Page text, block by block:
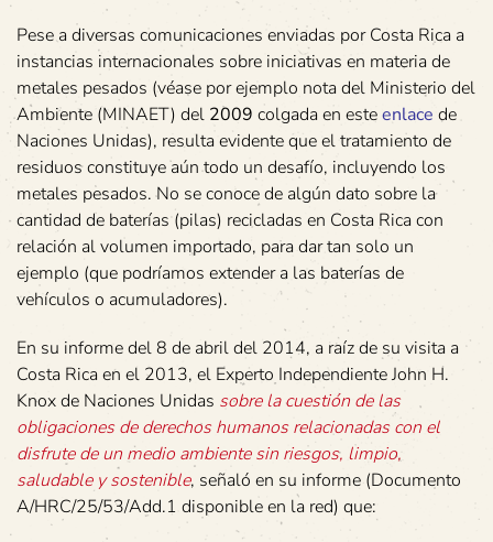
Pese a diversas comunicaciones enviadas por Costa Rica a
instancias internacionales sobre iniciativas en materia de
metales pesados (véase por ejemplo nota del Ministerio del
Ambiente (MINAET) del 2009 colgada en esteenlace de
Naciones Unidas), resulta evidente que el tratamiento de
residuos constituye aún todo un desafío, incluyendo los
metales pesados. No se conoce de algún dato sobre la
cantidad de baterías (pilas) recicladas en Costa Rica con
relación al volumen importado, para dar tan solo un
ejemplo (que podríamos extender a las baterías de
vehículos o acumuladores).
En su informe del 8 de abril del 2014, a raíz de su visita a
Costa Rica en el 2013, el Experto Independiente John H.
Knox de Naciones Unidas sobre la cuestión de las
obligaciones de derechos humanos relacionadas con el
disfrute de un medio ambiente sin riesgos, limpio,
saludable y sostenible, señaló en su informe (Documento
A/HRC/25/53/Add.1 disponible en la red) que: